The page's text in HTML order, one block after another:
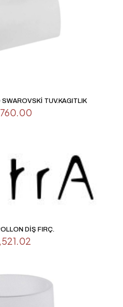
TUV.KAGITLIK
DİŞ FIRÇ.